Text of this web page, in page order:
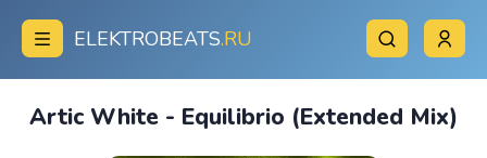
ELEKTROBEATS.RU
Artic White - Equilibrio (Extended Mix)